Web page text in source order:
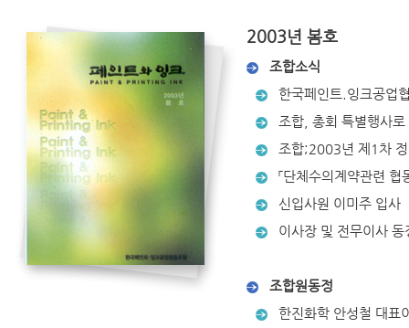
2003년 봄호
조합소식
한국페인트.잉크공업
조합, 총회 특별행사로
조합;2003년 제1차 정
「단체수의계약관련 협
신입사원 이미주 입사
이사장 및 전무이사
조합원동정
한진화학 안성철 대표